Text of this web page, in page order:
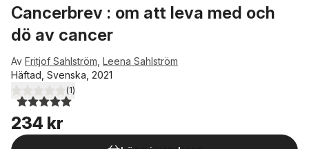
Cancerbrev : om att leva med och
dö av cancer
Av Fritjof Sahlström Leena Sahlström
Häftad, Svenska, 2021
5,0utav 5 stjärnor. Totalt antal röster:
(1)
234 kr